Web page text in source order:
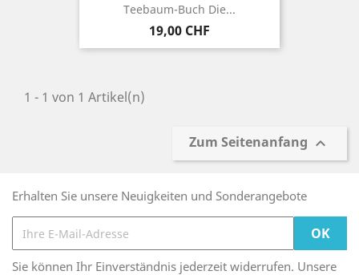
Teebaum-Buch Die...
Preis
19,00 CHF
1 - 1 von 1 Artikel(n)
Zum Seitenanfang 
Erhalten Sie unsere Neuigkeiten und Sonderangebote
Sie können Ihr Einverständnis jederzeit widerrufen. Unsere